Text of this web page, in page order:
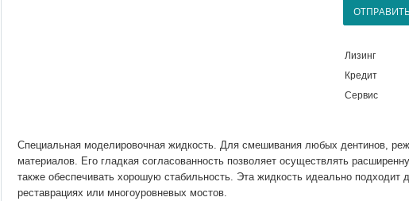
Лизинг
Кредит
Сервис
Специальная моделировочная жидкость. Для смешивания любых дентинов,
материалов. Его гладкая согласованность позволяет осуществлять
также обеспечивать хорошую стабильность. Эта жидкость идеально подходит
реставрациях или многоуровневых мостов.